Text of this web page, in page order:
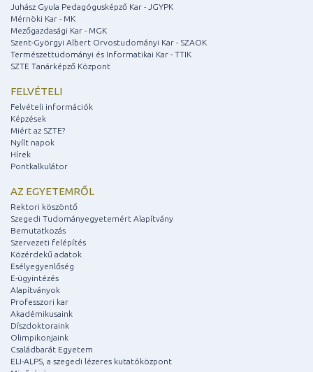
Juhász Gyula Pedagógusképző Kar - JGYPK
Mérnöki Kar - MK
Mezőgazdasági Kar - MGK
Szent-Györgyi Albert Orvostudományi Kar - SZAOK
Természettudományi és Informatikai Kar - TTIK
SZTE Tanárképző Központ
FELVÉTELI
Felvételi információk
Képzések
Miért az SZTE?
Nyílt napok
Hírek
Pontkalkulátor
AZ EGYETEMRŐL
Rektori köszöntő
Szegedi Tudományegyetemért Alapítvány
Bemutatkozás
Szervezeti felépítés
Közérdekű adatok
Esélyegyenlőség
E-ügyintézés
Alapítványok
Professzori kar
Akadémikusaink
Díszdoktoraink
Olimpikonjaink
Családbarát Egyetem
ELI-ALPS, a szegedi lézeres kutatóközpont